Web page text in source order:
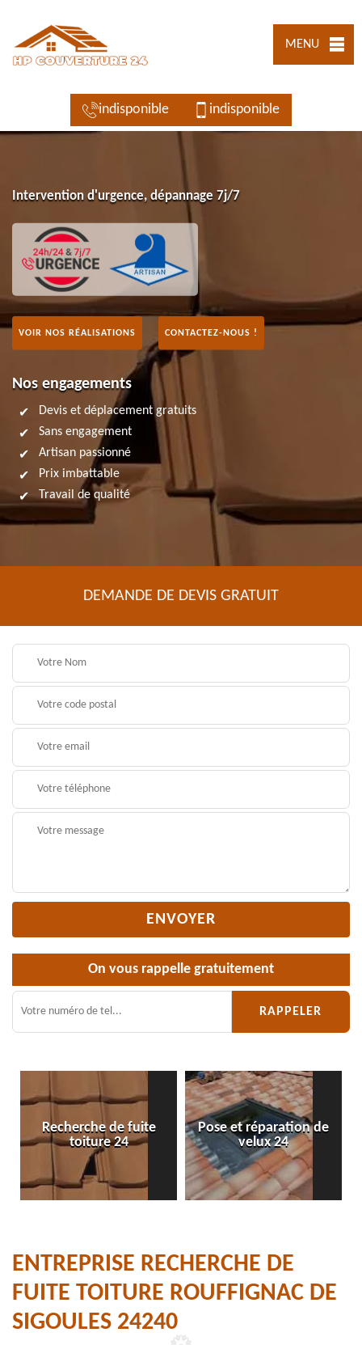
MENU
indisponible indisponible
Intervention d'urgence, dépannage 7j/7
VOIR NOS RÉALISATIONS CONTACTEZ-NOUS !
Nos engagements
Devis et déplacement gratuits
Sans engagement
Artisan passionné
Prix imbattable
Travail de qualité
DEMANDE DE DEVIS GRATUIT
On vous rappelle gratuitement
Recherche de fuite
toiture 24
Pose et réparation de
velux 24
ENTREPRISE RECHERCHE DE
FUITE TOITURE ROUFFIGNAC DE
SIGOULES 24240